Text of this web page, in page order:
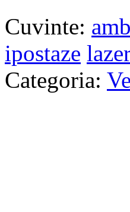
Cuvinte:
ipostaze
Categoria: